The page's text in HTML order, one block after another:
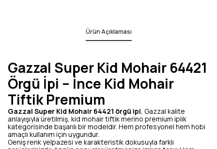
Ürün Açıklaması
Gazzal Super Kid Mohair 64421
Örgü İpi – İnce Kid Mohair
Tiftik Premium
Gazzal Super Kid Mohair 64421 örgü ipi, Gazzal kalite
anlayışıyla üretilmiş, kid mohair tiftik merino premium iplik
kategorisinde başarılı bir modeldir. Hem profesyonel hem hobi
amaçlı kullanım için uygundur.
Geniş renk yelpazesi ve karakteristik dokusuyla farklı